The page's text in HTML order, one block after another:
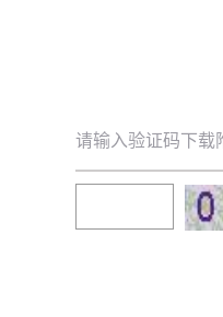
请输入验证码下载